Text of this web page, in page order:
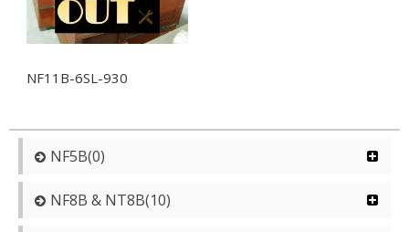
NF11B-6SL-930
NF5B(0)
NF8B & NT8B(10)